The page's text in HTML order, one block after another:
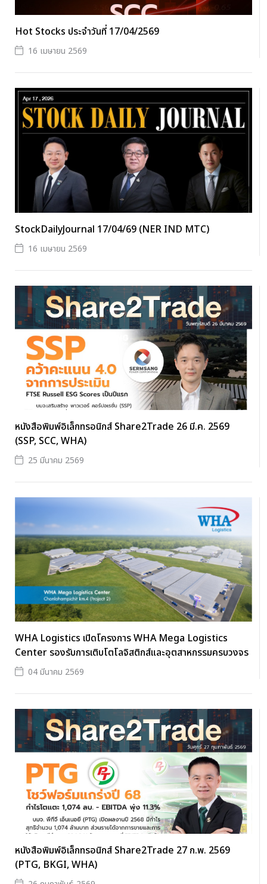
Hot Stocks ประจำวันที่ 17/04/2569
16 เมษายน 2569
StockDailyJournal 17/04/69 (NER IND MTC)
16 เมษายน 2569
หนังสือพิมพ์อิเล็กทรอนิกส์ Share2Trade 26 มี.ค. 2569
(SSP, SCC, WHA)
25 มีนาคม 2569
WHA Logistics เปิดโครงการ WHA Mega Logistics
Center รองรับการเติบโตโลจิสติกส์และอุตสาหกรรมครบวงจร
04 มีนาคม 2569
หนังสือพิมพ์อิเล็กทรอนิกส์ Share2Trade 27 ก.พ. 2569
(PTG, BKGI, WHA)